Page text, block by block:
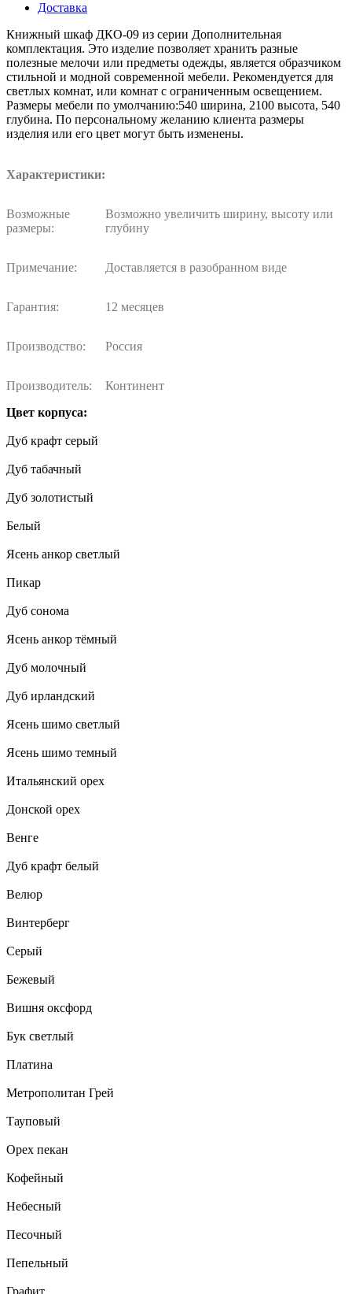
Доставка
Книжный шкаф ДКО-09 из серии Дополнительная
комплектация. Это изделие позволяет хранить разные
полезные мелочи или предметы одежды, является образчиком
стильной и модной современной мебели. Рекомендуется для
светлых комнат, или комнат с ограниченным освещением.
Размеры мебели по умолчанию:540 ширина, 2100 высота, 540
глубина. По персональному желанию клиента размеры
изделия или его цвет могут быть изменены.
Характеристики:
Возможные
размеры:
Возможно увеличить ширину, высоту или
глубину
Примечание: Доставляется в разобранном виде
Гарантия: 12 месяцев
Производство: Россия
Производитель:
Континент
Цвет корпуса:
Дуб крафт серый
Дуб табачный
Дуб золотистый
Белый
Ясень анкор светлый
Пикар
Дуб сонома
Ясень анкор тёмный
Дуб молочный
Дуб ирландский
Ясень шимо светлый
Ясень шимо темный
Итальянский орех
Донской орех
Венге
Дуб крафт белый
Велюр
Винтерберг
Серый
Бежевый
Вишня оксфорд
Бук светлый
Платина
Метрополитан Грей
Тауповый
Орех пекан
Кофейный
Небесный
Песочный
Пепельный
Графит